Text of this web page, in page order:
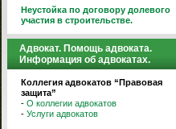
Неустойка по договору долевого
участия в строительстве.
Адвокат. Помощь адвоката.
Информация об адвокатах.
Коллегия адвокатов “Правовая
защита”
- О коллегии адвокатов
- Услуги адвокатов